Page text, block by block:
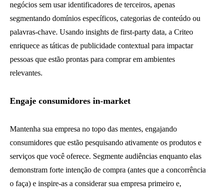
negócios sem usar identificadores de terceiros, apenas
segmentando domínios específicos, categorias de conteúdo ou
palavras-chave. Usando insights de first-party data, a Criteo
enriquece as táticas de publicidade contextual para impactar
pessoas que estão prontas para comprar em ambientes
relevantes.
Engaje consumidores in-market
Mantenha sua empresa no topo das mentes, engajando
consumidores que estão pesquisando ativamente os produtos e
serviços que você oferece. Segmente audiências enquanto elas
demonstram forte intenção de compra (antes que a concorrência
o faça) e inspire-as a considerar sua empresa primeiro e,